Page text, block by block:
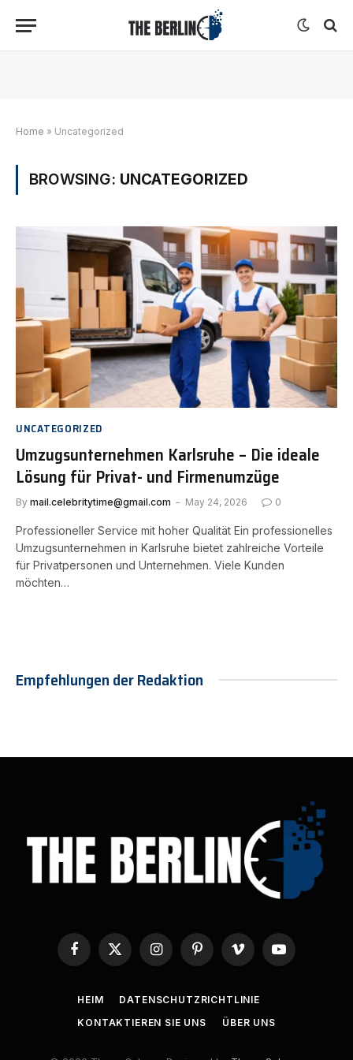
Home » Uncategorized
BROWSING: UNCATEGORIZED
UNCATEGORIZED
Umzugsunternehmen Karlsruhe – Die ideale
Lösung für Privat- und Firmenumzüge
By mail.celebritytime@gmail.com May 24, 2026 0
Professioneller Service mit hoher Qualität Ein professionelles
Umzugsunternehmen in Karlsruhe bietet zahlreiche Vorteile
für Privatpersonen und Unternehmen. Viele Kunden
möchten…
Empfehlungen der Redaktion
Facebook
X
InstagramPinterestVimeo YouTube
HEIM
DATENSCHUTZRICHTLINIE
KONTAKTIEREN SIE UNS
ÜBER UNS